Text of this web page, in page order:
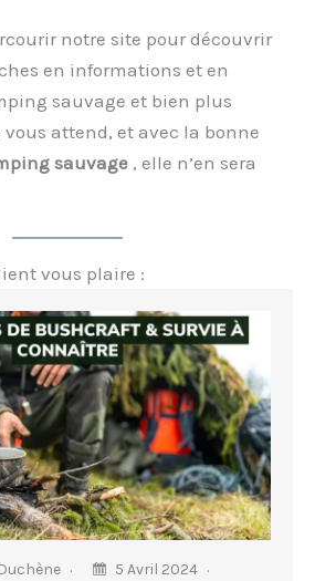
notre site pour découvrir
en informations et en
sauvage et bien plus
vous attend, et avec la bonne
sauvage , elle n’en sera
vous plaire :
5 Avril 2024